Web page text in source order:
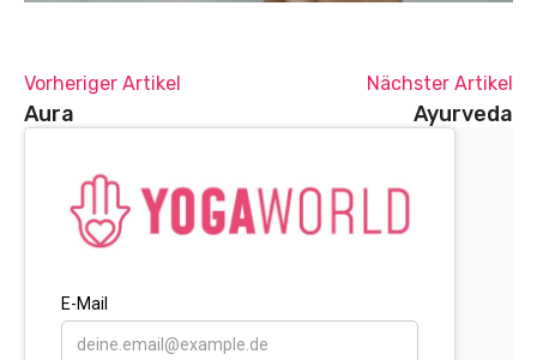
Vorheriger Artikel
Aura
Nächster Artikel
Ayurveda